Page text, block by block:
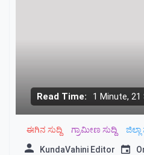
Read Time: 1 Minute, 21
ಈಗಿನ ಸುದ್ದಿ ಗ್ರಾಮೀಣ ಸುದ್ದಿ ಜಿಲ್ಲಾ
KundaVahini Editor